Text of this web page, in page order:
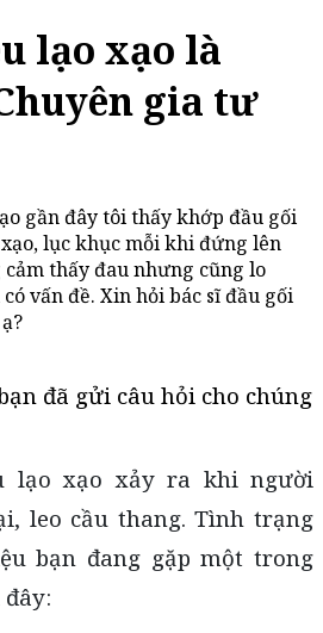
lạo xạo là
gia tư
gần đây tôi thấy khớp đầu gối
lục khục mỗi khi đứng lên
thấy đau nhưng cũng lo
vấn đề. Xin hỏi bác sĩ đầu gối
đã gửi câu hỏi cho chúng
lạo xạo xảy ra khi người
leo cầu thang. Tình trạng
bạn đang gặp một trong